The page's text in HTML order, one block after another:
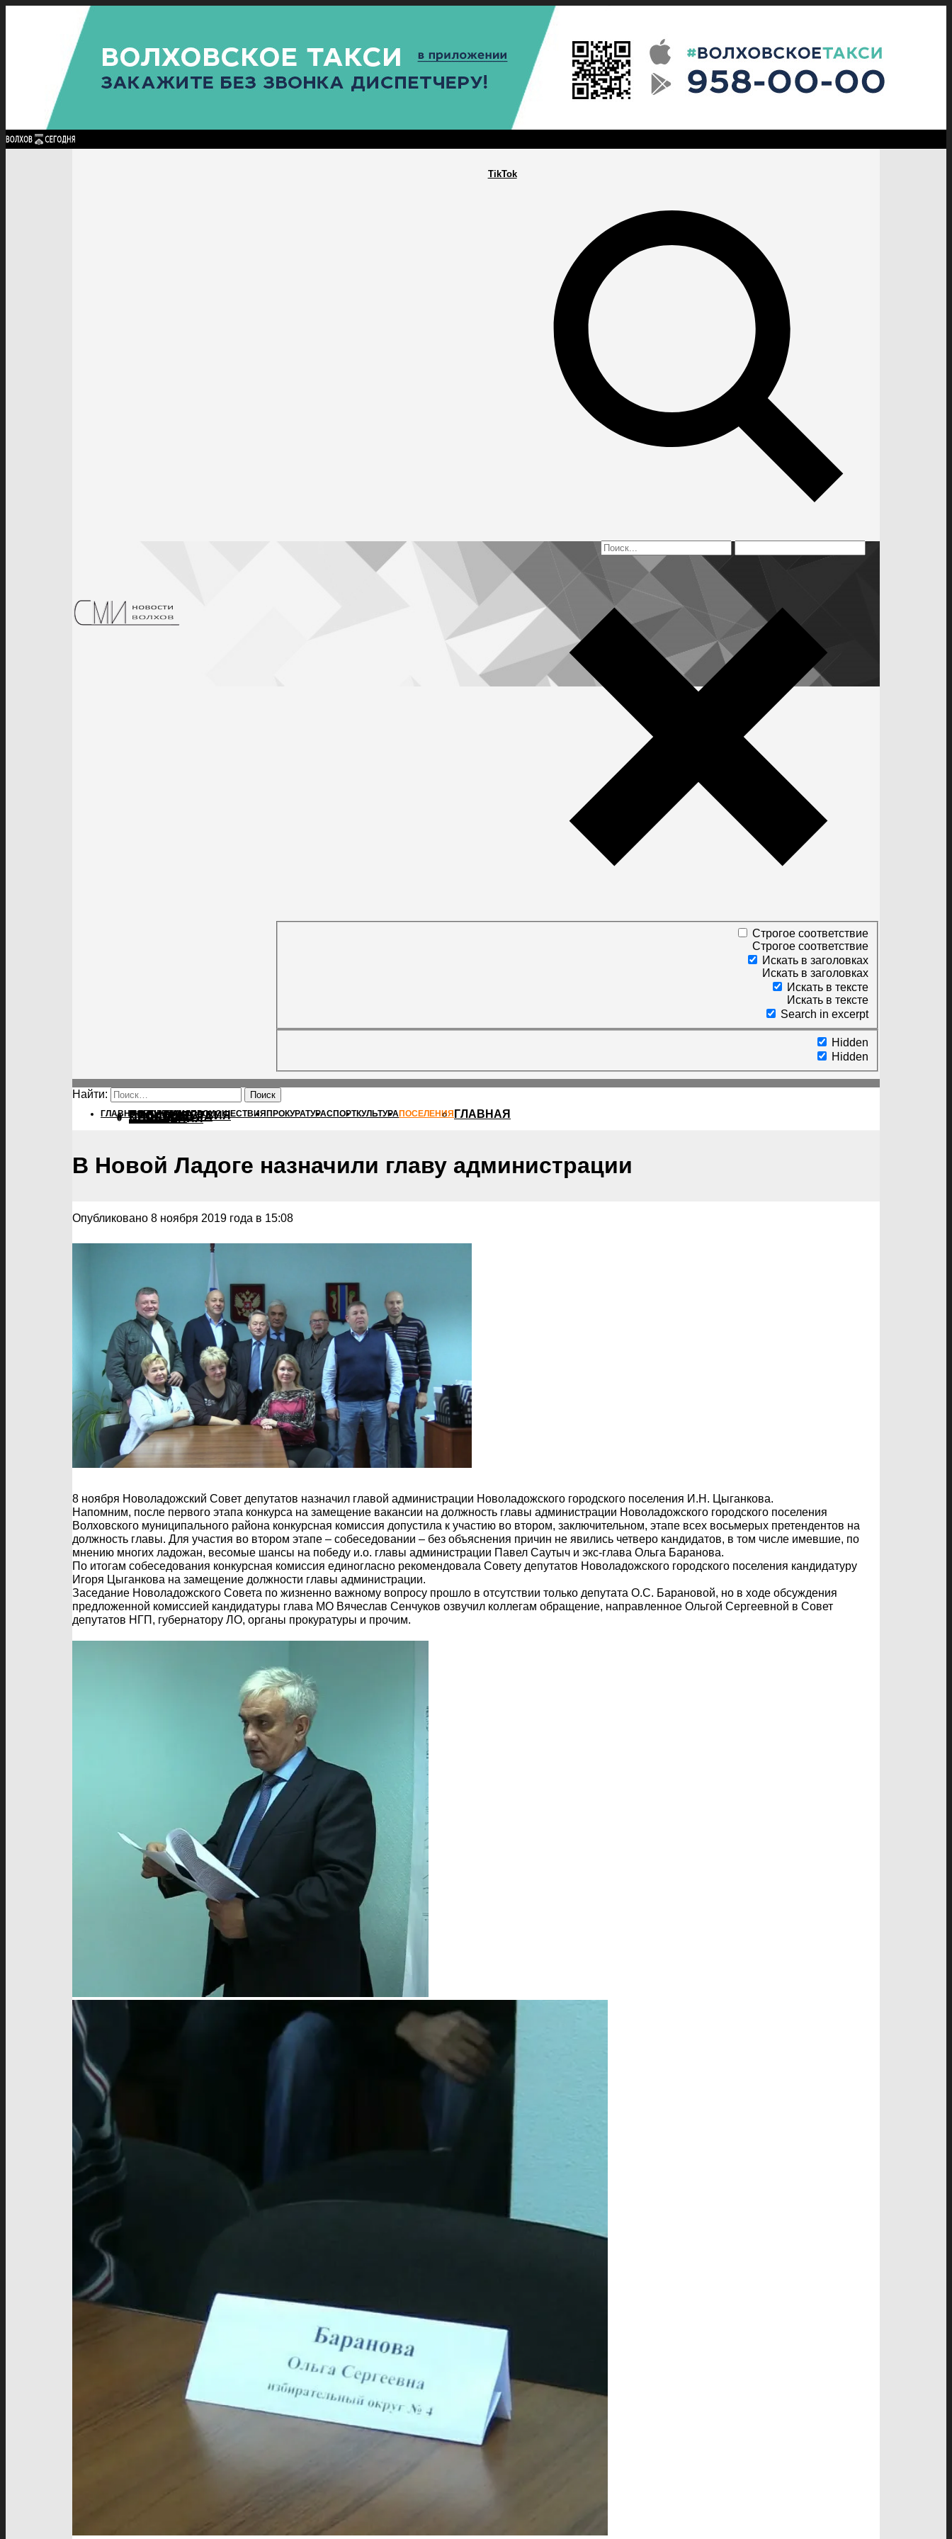
TikTok
Строгое соответствие
Строгое соответствие
Искать в заголовках
Искать в заголовках
Искать в тексте
Искать в тексте
Search in excerpt
Hidden
Hidden
Найти:
ГЛАВНАЯПОЛИТИКАПРОИСШЕСТВИЯ ПРОКУРАТУРАСПОРТКУЛЬТУРАПОСЕЛЕНИЯ ГЛАВНАЯ
ПОЛИТИКА
ПРОИСШЕСТВИЯ
ПРОКУРАТУРА
СПОРТ
КУЛЬТУРА
ПОСЕЛЕНИЯ
ГЛАВНАЯ ПОЛИТИКАПРОИСШЕСТВИЯПРОКУРАТУРА СПОРТ КУЛЬТУРАПОСЕЛЕНИЯ ГЛАВНАЯ
ПОЛИТИКА
КУЛЬТУРА
ПОСЕЛЕНИЯ
В Новой Ладоге назначили главу администрации
Опубликовано 8 ноября 2019 года в 15:08
8 ноября Новоладожский Совет депутатов назначил главой администрации Новоладожского городского поселения И.Н. Цыганкова.
Напомним, после первого этапа конкурса на замещение вакансии на должность главы администрации Новоладожского городского поселения
Волховского муниципального района конкурсная комиссия допустила к участию во втором, заключительном, этапе всех восьмерых претендентов на
должность главы. Для участия во втором этапе – собеседовании – без объяснения причин не явились четверо кандидатов, в том числе имевшие, по
мнению многих ладожан, весомые шансы на победу и.о. главы администрации Павел Саутыч и экс-глава Ольга Баранова.
По итогам собеседования конкурсная комиссия единогласно рекомендовала Совету депутатов Новоладожского городского поселения кандидатуру
Игоря Цыганкова на замещение должности главы администрации.
Заседание Новоладожского Совета по жизненно важному вопросу прошло в отсутствии только депутата О.С. Барановой, но в ходе обсуждения
предложенной комиссией кандидатуры глава МО Вячеслав Сенчуков озвучил коллегам обращение, направленное Ольгой Сергеевной в Совет
депутатов НГП, губернатору ЛО, органы прокуратуры и прочим.